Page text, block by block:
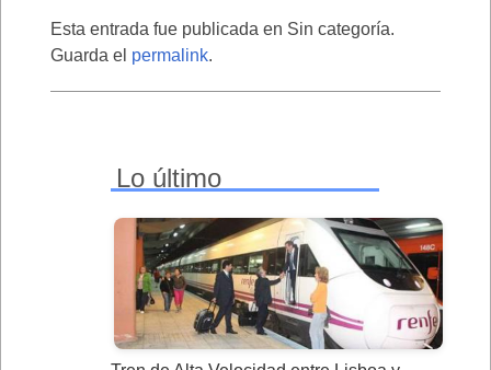
Esta entrada fue publicada en Sin categoría.
Guarda el permalink.
Lo último